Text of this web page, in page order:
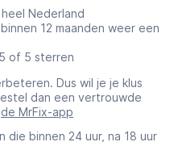
Nederland
12 maanden weer een
of 5 sterren
Dus wil je je klus
dan een vertrouwde
de MrFix-app
die binnen 24 uur, na 18 uur